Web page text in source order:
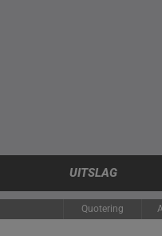
UITSLAG
Quotering